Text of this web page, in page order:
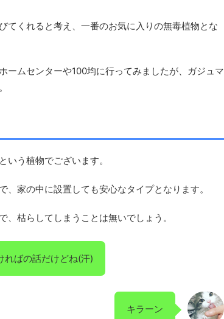
てくれると考え、一番のお気に入りの無毒植物とな
ームセンターや100均に行ってみましたが、ガジュマ
いう植物でございます。
家の中に設置しても安心なタイプとなります。
枯らしてしまうことは無いでしょう。
ればの話だけどね(汗)
キラーン